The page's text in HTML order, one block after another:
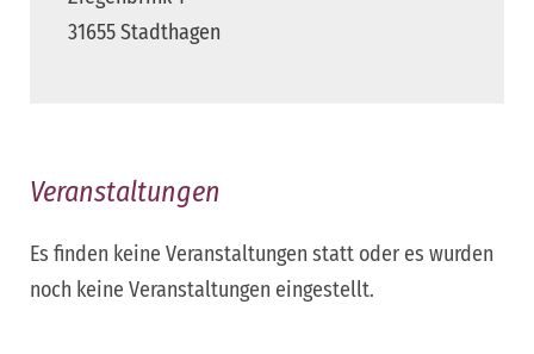
31655 Stadthagen
Veranstaltungen
Es finden keine Veranstaltungen statt oder es wurden
noch keine Veranstaltungen eingestellt.